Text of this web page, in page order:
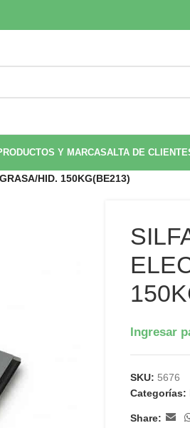
Y MARCASALTA DE
HID. 150KG(BE213)
Ingresar
SKU: 5676
Categorías:
Share: